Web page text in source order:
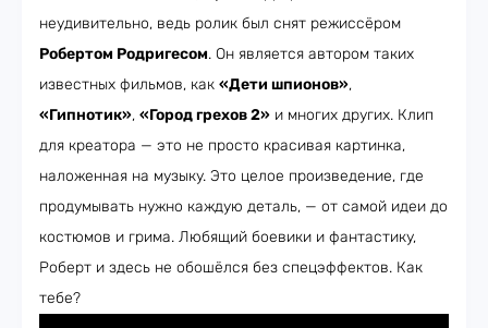
неудивительно, ведь ролик был снят режиссёром
Робертом Родригесом. Он является автором таких
известных фильмов, как «Дети шпионов»,
«Гипнотик», «Город грехов 2» и многих других. Клип
для креатора — это не просто красивая картинка,
наложенная на музыку. Это целое произведение, где
продумывать нужно каждую деталь, — от самой идеи до
костюмов и грима. Любящий боевики и фантастику,
Роберт и здесь не обошёлся без спецэффектов. Как
тебе?